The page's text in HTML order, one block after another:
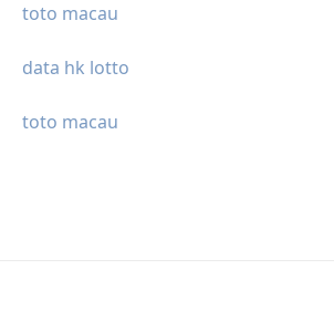
toto macau
data hk lotto
toto macau